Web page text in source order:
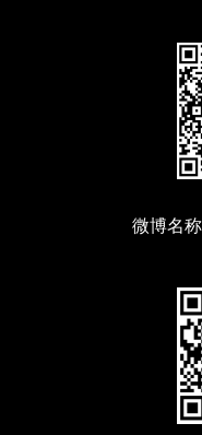
微博名